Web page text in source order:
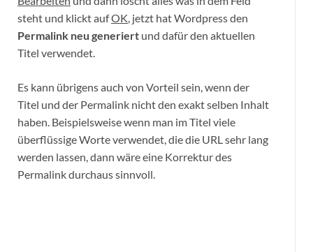
steht und klickt aufOK , jetzt hat Wordpress den
Permalink neu generiert und dafür den aktuellen
Titel verwendet.
Es kann übrigens auch von Vorteil sein, wenn der
Titel und der Permalink nicht den exakt selben Inhalt
haben. Beispielsweise wenn man im Titel viele
überflüssige Worte verwendet, die die URL sehr lang
werden lassen, dann wäre eine Korrektur des
Permalink durchaus sinnvoll.